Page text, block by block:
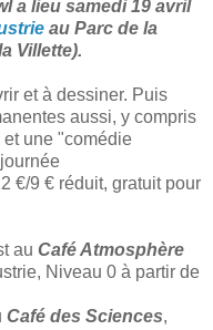
a lieu samedi 19 avril
au Parc de la
Villette).
et à dessiner. Puis
aussi, y compris
une "comédie
€/9 € réduit, gratuit pour
au Café Atmosphère
Niveau 0 à partir de
Café des Sciences,